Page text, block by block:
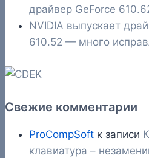
драйвер GeForce
NVIDIA выпускает
610.52 — много
Свежие комментарии
ProCompSoft к записи
клавиатура –